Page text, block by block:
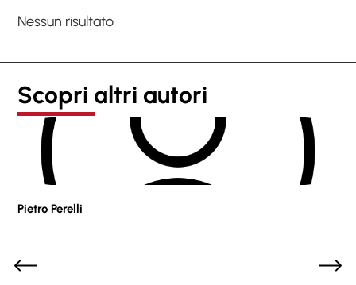
Nessun risultato
Scopri altri autori
Pietro Perelli